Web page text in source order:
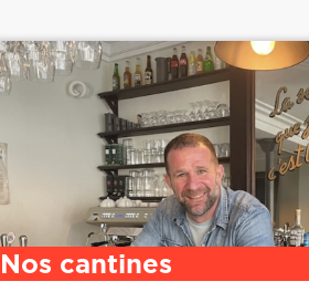
Nos cantines